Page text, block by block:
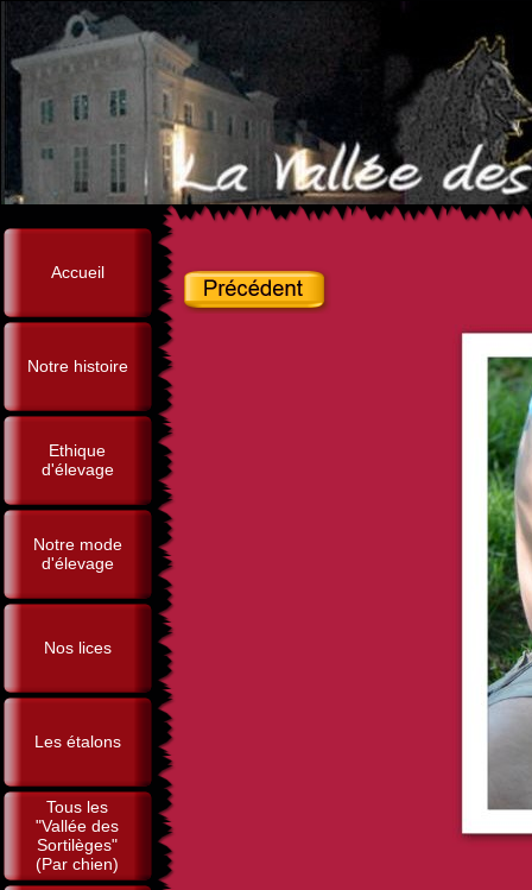
Accueil
Notre histoire
Ethique
d'élevage
Notre mode
d'élevage
Nos lices
Les étalons
Tous les
"Vallée des
Sortilèges"
(Par chien)